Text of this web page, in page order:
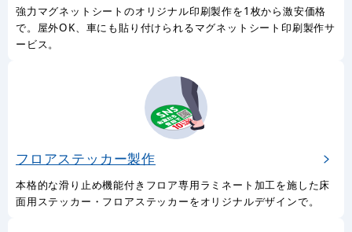
強力マグネットシートのオリジナル印刷製作を1枚から激安価格
で。屋外OK、車にも貼り付けられるマグネットシート印刷製作サ
ービス。
フロアステッカー製作
本格的な滑り止め機能付きフロア専用ラミネート加工を施した床
面用ステッカー・フロアステッカーをオリジナルデザインで。